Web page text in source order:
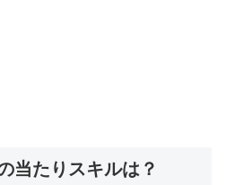
当たりスキルは？